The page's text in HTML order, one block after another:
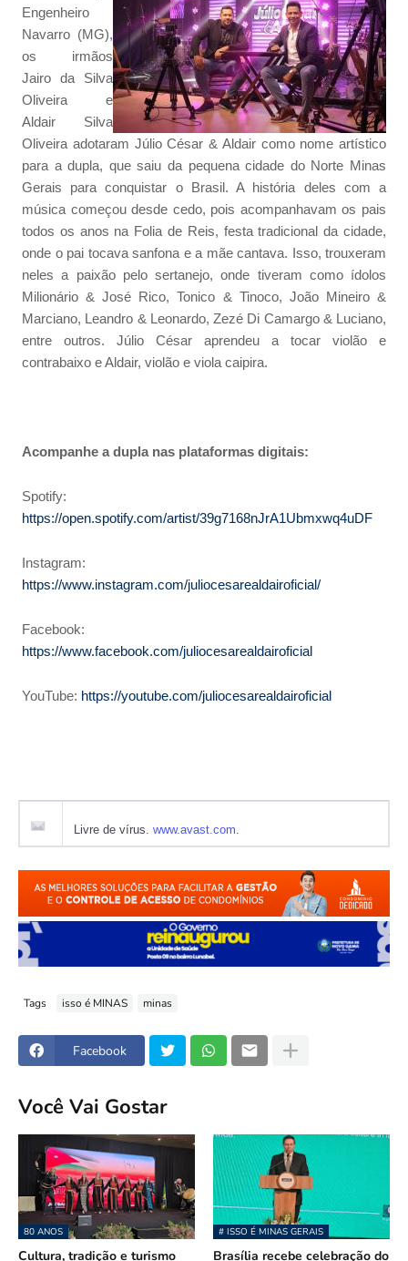
Engenheiro
Navarro (MG),
os irmãos
Jairo da Silva
Oliveira e
Aldair Silva
Oliveira adotaram Júlio César & Aldair como nome artístico
para a dupla, que saiu da pequena cidade do Norte Minas
Gerais para conquistar o Brasil. A história deles com a
música começou desde cedo, pois acompanhavam os pais
todos os anos na Folia de Reis, festa tradicional da cidade,
onde o pai tocava sanfona e a mãe cantava. Isso, trouxeram
neles a paixão pelo sertanejo, onde tiveram como ídolos
Milionário & José Rico, Tonico & Tinoco, João Mineiro &
Marciano, Leandro & Leonardo, Zezé Di Camargo & Luciano,
entre outros. Júlio César aprendeu a tocar violão e
contrabaixo e Aldair, violão e viola caipira.
Acompanhe a dupla nas plataformas digitais:
Spotify:
https://open.spotify.com/artist/39g7168nJrA1Ubmxwq4uDF
Instagram:
https://www.instagram.com/juliocesarealdairoficial/
Facebook:
https://www.facebook.com/juliocesarealdairoficial
YouTube: https://youtube.com/juliocesarealdairoficial
Livre de vírus. www.avast.com.
Tags isso é MINAS minas
Facebook
Você Vai Gostar
80 ANOS
Cultura, tradição e turismo
# ISSO É MINAS GERAIS
Brasília recebe celebração do